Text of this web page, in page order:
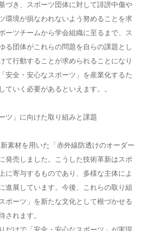
づき、スポーツ団体に対して誹謗中傷や
環境が損なわれないよう努めることを求
ーツチームから学会組織に至るまで、ス
る団体がこれらの問題を自らの課題とし
て行動することが求められることになり
安全・安心なスポーツ」を産業化するた
ていく必要があるといえます。。
ツ」に向けた取り組みと課題
素材を用いた「赤外線防透けのオーダー
発売しました。こうした技術革新はスポ
に寄与するものであり、多様な主体によ
進展しています。今後、これらの取り組
ポーツ」を新たな文化として根づかせる
されます。